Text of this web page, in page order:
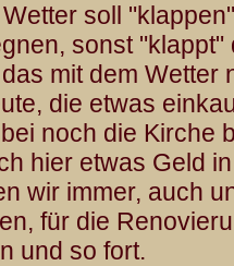
soll
sonst
mit dem Wetter
die etwas
noch die Kirche
hier etwas Geld
wir immer, auch
für die
und so fort.